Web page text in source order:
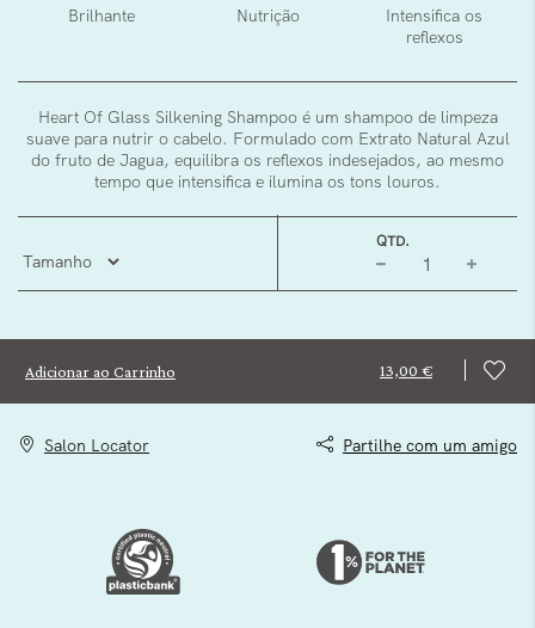
Brilhante Nutrição
Intensifica os
reflexos
Heart Of Glass Silkening Shampoo é um shampoo de limpeza
suave para nutrir o cabelo. Formulado com Extrato Natural Azul
do fruto de Jagua, equilibra os reflexos indesejados, ao mesmo
tempo que intensifica e ilumina os tons louros.
QTD.
Adicionar ao Carrinho 13,00 €
Salon Locator Partilhe com um amigo